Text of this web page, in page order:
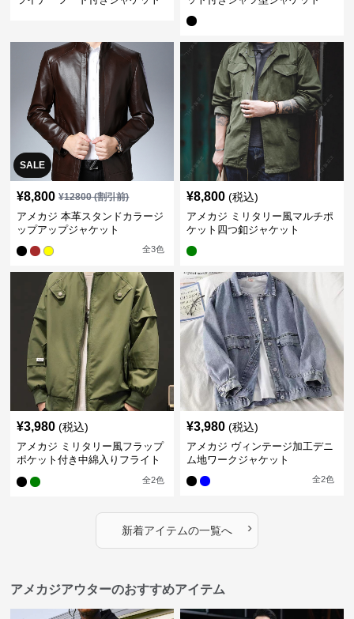
SALE
¥8,800 ¥12800(割引前)
アメカジ 本革スタンドカラージ
ップアップジャケット
全3色
¥8,800 (税込)
アメカジ ミリタリー風マルチポ
ケット四つ釦ジャケット
¥3,980 (税込)
アメカジ ミリタリー風フラップ
ポケット付き中綿入りフライト
全2色
¥3,980 (税込)
アメカジ ヴィンテージ加工デニ
ム地ワークジャケット
全2色
新着アイテムの一覧へ ›
アメカジアウターのおすすめアイテム